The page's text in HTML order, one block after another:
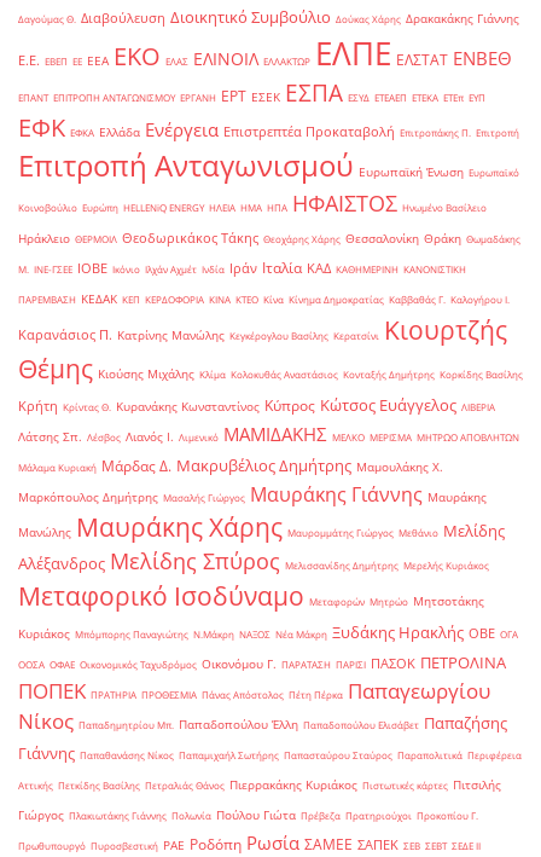
Δαγούμας Θ. Διαβούλευση Διοικητικό Συμβούλιο Δούκας Χάρης Δρακακάκης Γιάννης
Ε.Ε. ΕΒΕΠ ΕΕ ΕΕΑ ΕΚΟ ΕΛΑΣ ΕΛΙΝΟΙΛ ΕΛΛΑΚΤΩΡ ΕΛΠΕ ΕΛΣΤΑΤ ΕΝΒΕΘ
ΕΠΑΝΤ ΕΠΙΤΡΟΠΗ ΑΝΤΑΓΩΝΙΣΜΟΥ ΕΡΓΑΝΗ ΕΡΤ ΕΣΕΚ ΕΣΠΑ ΕΣΥΔ ΕΤΕΑΕΠ ΕΤΕΚΑ ΕΤΕπ ΕΥΠ
ΕΦΚ ΕΦΚΑ Ελλάδα Ενέργεια Επιστρεπτέα Προκαταβολή Επιτροπάκης Π. Επιτροπή
Επιτροπή Ανταγωνισμού Ευρωπαϊκή Ένωση Ευρωπαϊκό
Κοινοβούλιο Ευρώπη ΗELLENiQ ENERGY ΗΛΕΙΑ ΗΜΑ ΗΠΑ ΗΦΑΙΣΤΟΣ Ηνωμένο Βασίλειο
Ηράκλειο ΘΕΡΜΟΙΛ Θεοδωρικάκος Τάκης Θεοχάρης Χάρης Θεσσαλονίκη Θράκη Θωμαδάκης
Μ. ΙΝΕ-ΓΣΕΕ ΙΟΒΕ Ικόνιο Ιλχάν Αχμέτ Ινδία Ιράν Ιταλία ΚΑΔ ΚΑΘΗΜΕΡΙΝΗ ΚΑΝΟΝΙΣΤΙΚΗ
ΠΑΡΕΜΒΑΣΗ ΚΕΔΑΚ ΚΕΠ ΚΕΡΔΟΦΟΡΙΑ ΚΙΝΑ ΚΤΕΟ Κίνα Κίνημα Δημοκρατίας Καββαθάς Γ. Καλογήρου Ι.
Καρανάσιος Π. Κατρίνης Μανώλης Κεγκέρογλου Βασίλης Κερατσίνι
Κιουρτζής
Θέμης Κιούσης Μιχάλης Κλίμα Κολοκυθάς Αναστάσιος Κονταξής Δημήτρης Κορκίδης Βασίλης
Κρήτη Κρίντας Θ. Κυρανάκης Κωνσταντίνος Κύπρος Κώτσος Ευάγγελος ΛΙΒΕΡΙΑ
Λάτσης Σπ. Λέσβος Λιανός Ι. Λιμενικό ΜΑΜΙΔΑΚΗΣ ΜΕΛΚΟ ΜΕΡΙΣΜΑ ΜΗΤΡΩΟ ΑΠΟΒΛΗΤΩΝ
Μάλαμα Κυριακή Μάρδας Δ. Μακρυβέλιος Δημήτρης Μαμουλάκης Χ.
Μαρκόπουλος Δημήτρης Μασαλής Γιώργος Μαυράκης Γιάννης Μαυράκης
Μανώλης Μαυράκης Χάρης Μαυρομμάτης Γιώργος Μεθάνιο Μελίδης
Αλέξανδρος Μελίδης Σπύρος Μελισσανίδης Δημήτρης Μερελής Κυριάκος
Μεταφορικό Ισοδύναμο Μεταφορών Μητρώο Μητσοτάκης
Κυριάκος Μπόμπορης Παναγιώτης Ν.Μάκρη ΝΑΞΟΣ Νέα Μάκρη Ξυδάκης Ηρακλής ΟΒΕ ΟΓΑ
ΟΟΣΑ ΟΦΑΕ Οικονομικός Ταχυδρόμος Οικονόμου Γ. ΠΑΡΑΤΑΣΗ ΠΑΡΙΣΙ ΠΑΣΟΚ ΠΕΤΡΟΛΙΝΑ
ΠΟΠΕΚ ΠΡΑΤΗΡΙΑ ΠΡΟΘΕΣΜΙΑ Πάνας Απόστολος Πέτη Πέρκα Παπαγεωργίου
Νίκος Παπαδημητρίου Μπ. Παπαδοπούλου Έλλη Παπαδοπούλου Ελισάβετ Παπαζήσης
Γιάννης Παπαθανάσης Νίκος Παπαμιχαήλ Σωτήρης Παπασταύρου Σταύρος Παραπολιτικά Περιφέρεια
Αττικής Πετκίδης Βασίλης Πετραλιάς Θάνος Πιερρακάκης Κυριάκος Πιστωτικές κάρτες Πιτσιλής
Γιώργος Πλακιωτάκης Γιάννης Πολωνία Πούλου Γιώτα Πρέβεζα Πρατηριούχοι Προκοπίου Γ.
Πρωθυπουργό Πυροσβεστική ΡΑΕ Ροδόπη Ρωσία ΣΑΜΕΕ ΣΑΠΕΚ ΣΕΒ ΣΕΒΤ ΣΕΔΕ ΙΙ